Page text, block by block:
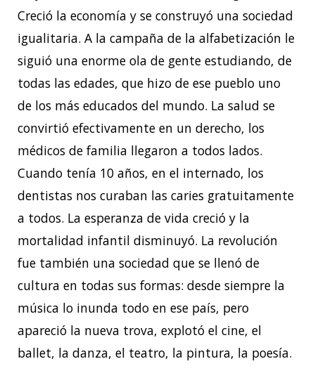
Creció la economía y se construyó una sociedad
igualitaria. A la campaña de la alfabetización le
siguió una enorme ola de gente estudiando, de
todas las edades, que hizo de ese pueblo uno
de los más educados del mundo. La salud se
convirtió efectivamente en un derecho, los
médicos de familia llegaron a todos lados.
Cuando tenía 10 años, en el internado, los
dentistas nos curaban las caries gratuitamente
a todos. La esperanza de vida creció y la
mortalidad infantil disminuyó. La revolución
fue también una sociedad que se llenó de
cultura en todas sus formas: desde siempre la
música lo inunda todo en ese país, pero
apareció la nueva trova, explotó el cine, el
ballet, la danza, el teatro, la pintura, la poesía.